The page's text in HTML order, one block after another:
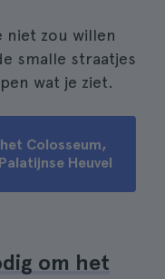
niet zou willen
smalle straatjes
wat je ziet.
Colosseum,
Heuvel
om het